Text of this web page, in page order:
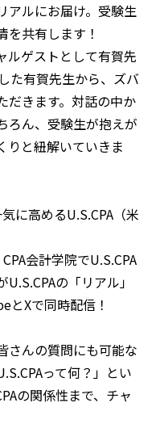
アルにお届け。受験生
を共有します！
ルゲストとして有賀先
た有賀先生から、ズバ
だきます。対話の中か
ろん、受験生が抱えが
りと紐解いていきま
に高めるU.S.CPA（米
会計学院でU.S.CPA
の「リアル」
とXで同時配信！
さんの質問にも可能な
って何？」とい
の関係性まで、チャ